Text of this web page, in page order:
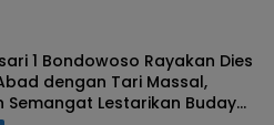
1 Bondowoso Rayakan Dies
dengan Tari Massal,
Semangat Lestarikan Budaya